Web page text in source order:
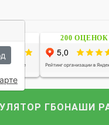
BMW
Ford Geely
Mitsubishi
200 ОЦЕНОК
ГБОНАШИ